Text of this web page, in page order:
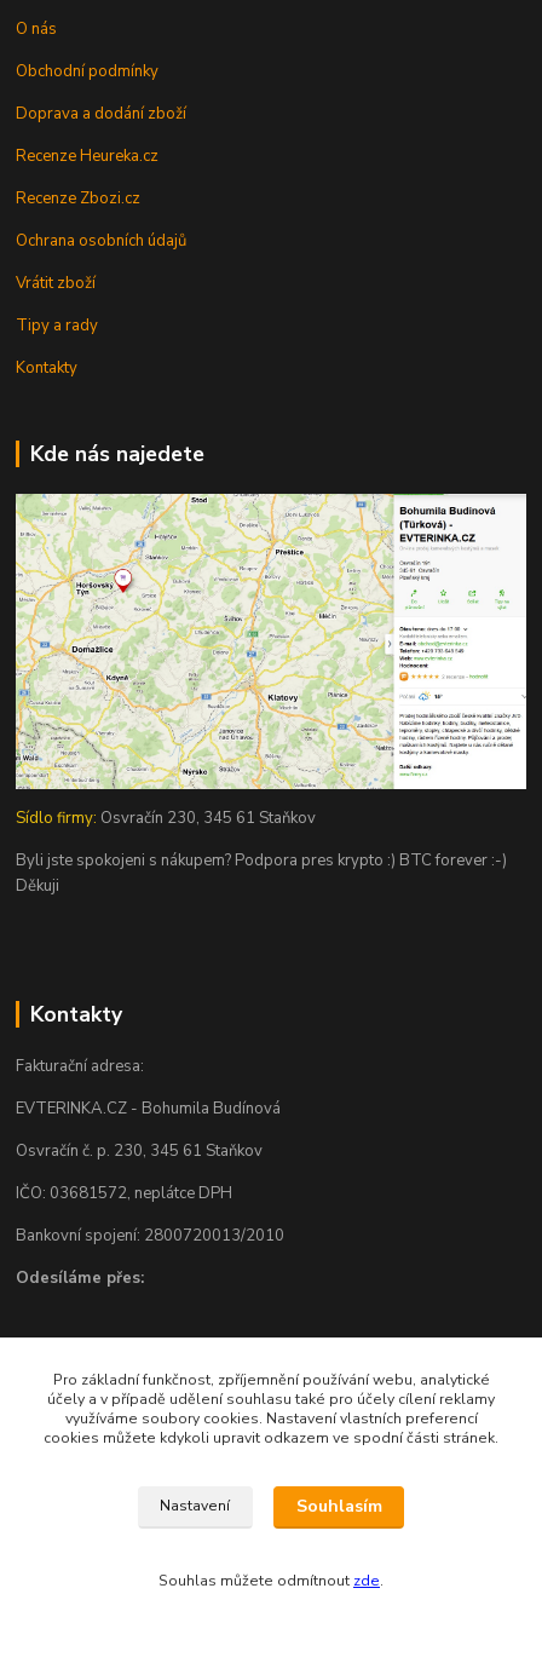
O nás
Obchodní podmínky
Doprava a dodání zboží
Recenze Heureka.cz
Recenze Zbozi.cz
Ochrana osobních údajů
Vrátit zboží
Tipy a rady
Kontakty
Kde nás najedete
Sídlo firmy: Osvračín 230, 345 61 Staňkov
Byli jste spokojeni s nákupem? Podpora pres krypto :) BTC forever :-)
Děkuji
Kontakty
Fakturační adresa:
EVTERINKA.CZ - Bohumila Budínová
Osvračín č. p. 230, 345 61 Staňkov
IČO: 03681572, neplátce DPH
Bankovní spojení: 2800720013/2010
Odesíláme přes:
Bohunka Budínová
(Po-Pá - 9:00-17:00hod, So 8:00-12:00hod)
Pro základní funkčnost, zpříjemnění používání webu, analytické
účely a v případě udělení souhlasu také pro účely cílení reklamy
využíváme soubory cookies. Nastavení vlastních preferencí
cookies můžete kdykoli upravit odkazem ve spodní části stránek.
Nastavení Souhlasím
Souhlas můžete odmítnout zde.